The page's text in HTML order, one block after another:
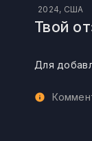
2024, США
Твой
Для